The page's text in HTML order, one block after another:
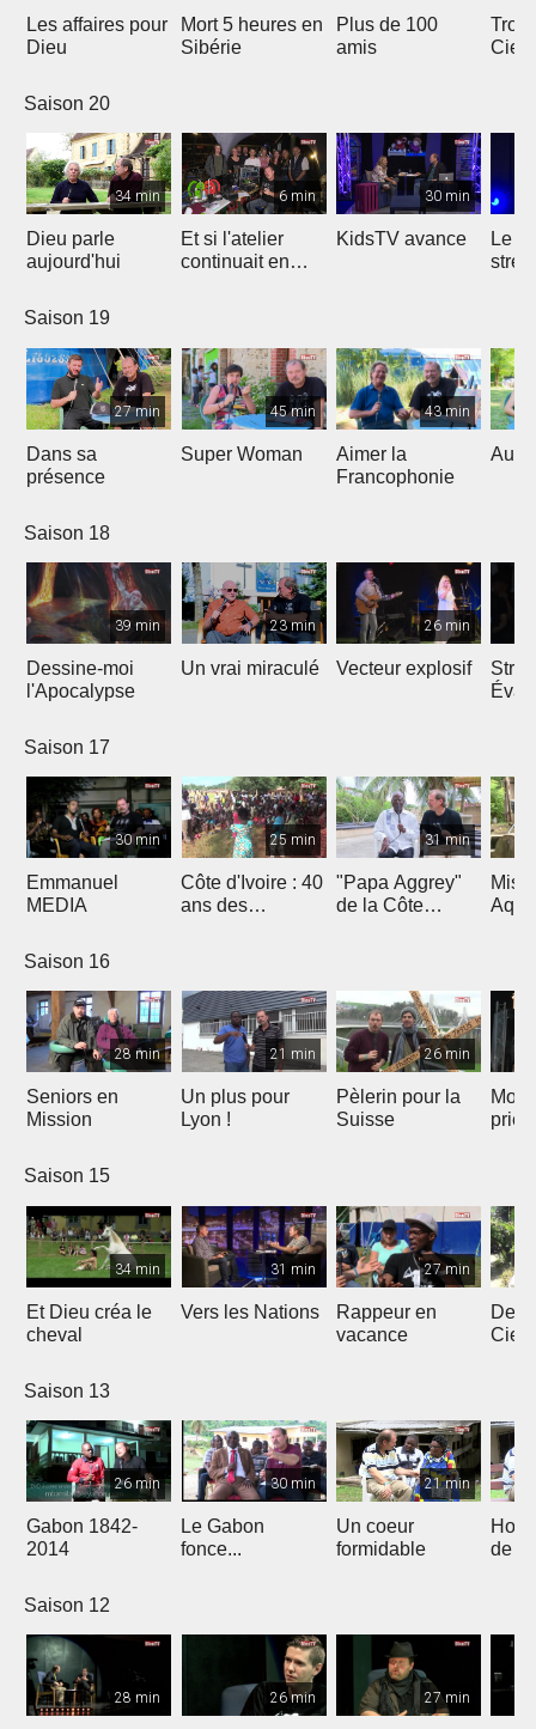
Les affaires pour
Dieu
Mort 5 heures en
Sibérie
Plus de 100
amis
Ciel
Saison 20
34 min
Dieu parle
aujourd'hui
6 min
Et si l'atelier
continuait en
30 min
KidsTV avance
Le
Saison 19
27 min
Dans sa
présence
45 min
Super Woman
43 min
Aimer la
Francophonie
Au
Saison 18
39 min
Dessine-moi
l'Apocalypse
23 min
Un vrai miraculé
26 min
Vecteur explosif
Saison 17
30 min
Emmanuel
MEDIA
25 min
Côte d'Ivoire : 40
ans des
31 min
"Papa Aggrey"
de la Côte
Saison 16
28 min
Seniors en
Mission
21 min
Un plus pour
Lyon !
26 min
Pèlerin pour la
Suisse
Saison 15
34 min
Et Dieu créa le
cheval
31 min
Vers les Nations
27 min
Rappeur en
vacance
Ciel
Saison 13
26 min
Gabon 1842-
2014
30 min
Le Gabon
fonce...
21 min
Un coeur
formidable
de
Saison 12
28 min 26 min 27 min